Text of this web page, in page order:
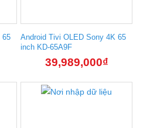
65
Android Tivi OLED Sony 4K 65
inch KD-65A9F
39,989,000₫